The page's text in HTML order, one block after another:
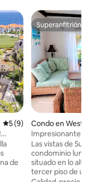
Calificación promedio: 5
5 (9)
de
Superanfitrión
Superanfitrión
Condo en West
Impresionantes
Las vistas de
condominio
situado en lo alto
tercer piso de